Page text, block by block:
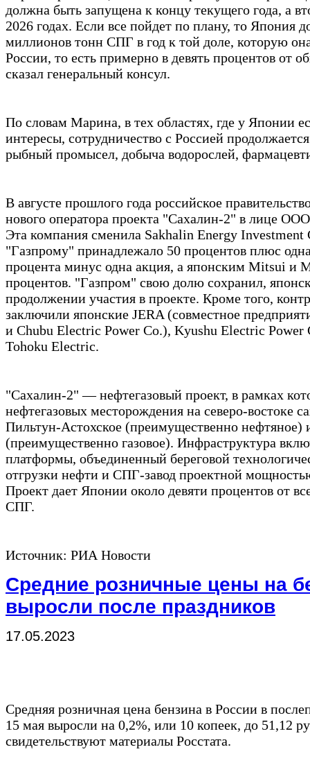
должна быть запущена к концу текущего года, а
2026 годах. Если все пойдет по плану, то Япония
миллионов тонн СПГ в год к той доле, которую
России, то есть примерно в девять процентов от
сказал генеральный консул.
По словам Марина, в тех областях, где у Японии
интересы, сотрудничество с Россией
рыбный промысел, добыча водорослей,
В августе прошлого года российское
нового оператора проекта "Сахалин-2" в лице
Эта компания сменила Sakhalin Energy Investment
"Газпрому" принадлежало 50 процентов плюс
процента минус одна акция, а японским Mitsui и
процентов. "Газпром" свою долю сохранил,
продолжении участия в проекте. Кроме того,
заключили японские JERA (совместное
и Chubu Electric Power Co.), Kyushu Electric Power
Tohoku Electric.
"Сахалин-2" — нефтегазовый проект, в рамках
нефтегазовых месторождения на северо-востоке
Пильтун-Астохское (преимущественно нефтяное)
(преимущественно газовое). Инфраструктура
платформы, объединенный береговой
отгрузки нефти и СПГ-завод проектной
Проект дает Японии около девяти процентов от
СПГ.
Источник: РИА Новости
Средние розничные цены на
выросли после праздников
17.05.2023
Средняя розничная цена бензина в России в
15 мая выросли на 0,2%, или 10 копеек, до 51,12
свидетельствуют материалы Росстата.